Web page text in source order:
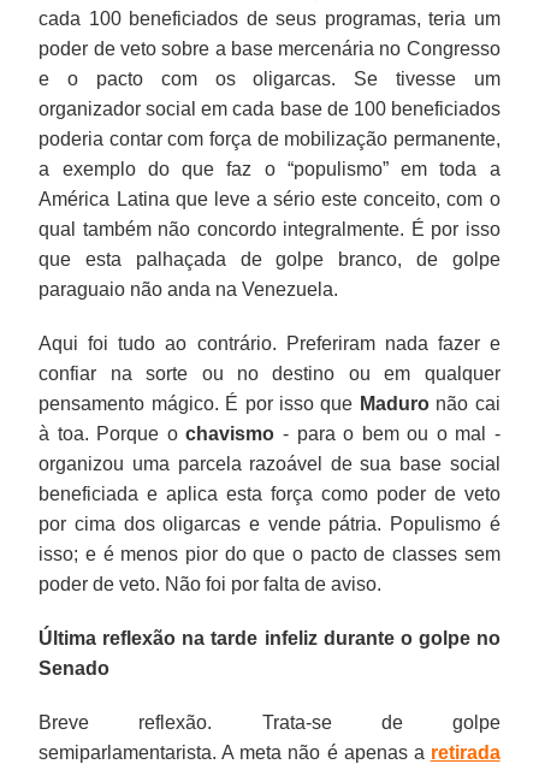
cada 100 beneficiados de seus programas, teria um
poder de veto sobre a base mercenária no Congresso
e o pacto com os oligarcas. Se tivesse um
organizador social em cada base de 100 beneficiados
poderia contar com força de mobilização permanente,
a exemplo do que faz o “populismo” em toda a
América Latina que leve a sério este conceito, com o
qual também não concordo integralmente. É por isso
que esta palhaçada de golpe branco, de golpe
paraguaio não anda na Venezuela.
Aqui foi tudo ao contrário. Preferiram nada fazer e
confiar na sorte ou no destino ou em qualquer
pensamento mágico. É por isso que Maduronão cai
à toa. Porque ochavismo - para o bem ou o mal -
organizou uma parcela razoável de sua base social
beneficiada e aplica esta força como poder de veto
por cima dos oligarcas e vende pátria. Populismo é
isso; e é menos pior do que o pacto de classes sem
poder de veto. Não foi por falta de aviso.
Última reflexão na tarde infeliz durante o golpe no
Senado
Breve reflexão. Trata-se de golpe
semiparlamentarista. A meta não é apenas a retirada